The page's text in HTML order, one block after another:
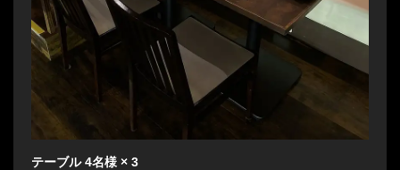
テーブル4名様 × 3